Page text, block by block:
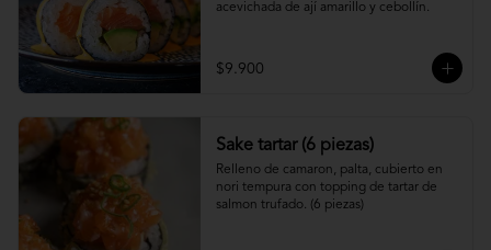
acevichada de ají amarillo y cebollín.
$9.900
Sake tartar (6 piezas)
Relleno de camaron, palta, cubierto en
nori tempura con topping de tartar de
salmon trufado. (6 piezas)